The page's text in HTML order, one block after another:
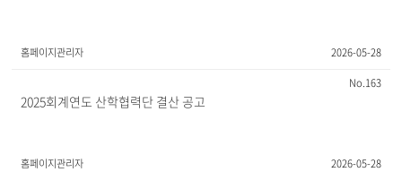
홈페이지관리자
2026-05-28
163
2025회계연도 산학협력단 결산 공고
홈페이지관리자
2026-05-28